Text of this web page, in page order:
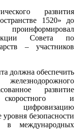
развития
1520» до
Совета по
– участников
должна обеспечить
развитие
и
цифровизацию
безопасности
в международных